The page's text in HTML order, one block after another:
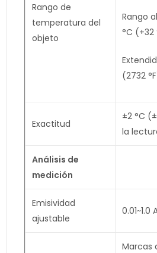
Rango de
temperatura del
objeto
Rango
°C (+32
(2732
Exactitud
±2 °C
la
Análisis de
medición
Emisividad
ajustable
0.01~1.0
Marcas